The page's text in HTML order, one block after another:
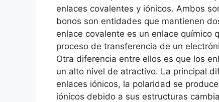
enlaces covalentes y iónicos. Ambos
bonos son entidades que mantienen
enlace covalente es un enlace químico
proceso de transferencia de un
Otra diferencia entre ellos es que los
un alto nivel de atractivo. La principal
enlaces iónicos, la polaridad se
iónicos debido a sus estructuras